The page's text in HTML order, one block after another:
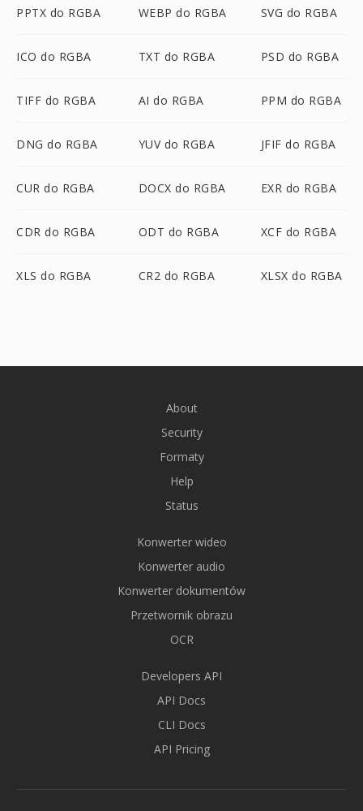
PPTX do RGBA WEBP do RGBA SVG do RGBA
ICO do RGBA TXT do RGBA PSD do RGBA
TIFF do RGBA AI do RGBA PPM do RGBA
DNG do RGBA YUV do RGBA JFIF do RGBA
CUR do RGBA DOCX do RGBA EXR do RGBA
CDR do RGBA ODT do RGBA XCF do RGBA
XLS do RGBA CR2 do RGBA XLSX do RGBA
About
Security
Formaty
Help
Status
Konwerter wideo
Konwerter audio
Konwerter dokumentów
Przetwornik obrazu
OCR
Developers API
API Docs
CLI Docs
API Pricing